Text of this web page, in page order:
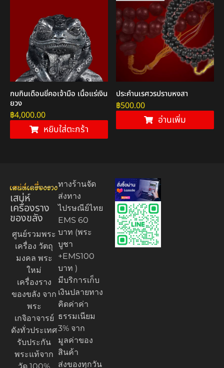
กบกินเดือนขี่คอเจ้ามือ เนื้อแร่เงิน
ยวง
฿4,000.00
หยิบใส่ตะกร้า
ประคำนเรศวรปราบหงสา
฿500.00
อ่านเพิ่ม
เสน่ห์
เครื่องราง
ของขลัง
ศูนย์รวมพระ
เครื่อง วัตถุ
มงคล พระ
ใหม่
เครื่องราง
ของขลัง จาก
พระ
เกจิอาจารย์
ดังทั่วประเทศ
รับประกัน
พระแท้จาก
ทางร้านจัด
ส่งทาง
ไปรษณีย์ไทย
EMS 60
บาท (พระ
บูชา
+EMS100
บาท )
มีบริการเก็บ
เงินปลายทาง
คิดค่าค่า
ธรรมเนียม
3% จาก
มูลค่าของ
สินค้า
ส่งของทุกวัน